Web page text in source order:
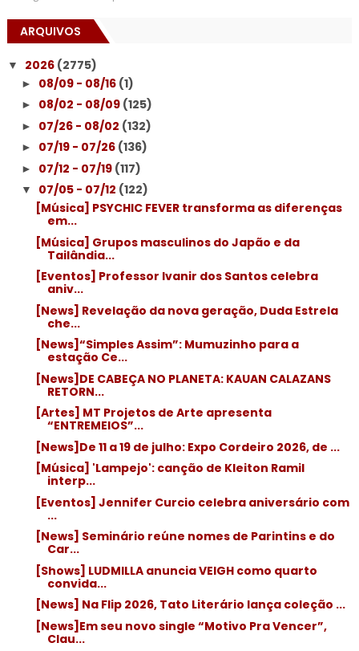
ARQUIVOS
▼ 2026 (2775)
► 08/09 - 08/16 (1)
► 08/02 - 08/09 (125)
► 07/26 - 08/02 (132)
► 07/19 - 07/26 (136)
► 07/12 - 07/19 (117)
▼ 07/05 - 07/12 (122)
[Música] PSYCHIC FEVER transforma as diferenças
em...
[Música] Grupos masculinos do Japão e da
Tailândia...
[Eventos] Professor Ivanir dos Santos celebra
aniv...
[News] Revelação da nova geração, Duda Estrela
che...
[News]“Simples Assim”: Mumuzinho para a
estação Ce...
[News]DE CABEÇA NO PLANETA: KAUAN CALAZANS
RETORN...
[Artes] MT Projetos de Arte apresenta
“ENTREMEIOS”...
[News]De 11 a 19 de julho: Expo Cordeiro 2026, de ...
[Música] 'Lampejo': canção de Kleiton Ramil
interp...
[Eventos] Jennifer Curcio celebra aniversário com
...
[News] Seminário reúne nomes de Parintins e do
Car...
[Shows] LUDMILLA anuncia VEIGH como quarto
convida...
[News] Na Flip 2026, Tato Literário lança coleção ...
[News]Em seu novo single “Motivo Pra Vencer”,
Clau...